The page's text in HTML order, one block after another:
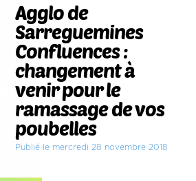
Agglo de
Sarreguemines
Confluences :
changement à
venir pour le
ramassage de vos
poubelles
Publié le mercredi 28 novembre 2018